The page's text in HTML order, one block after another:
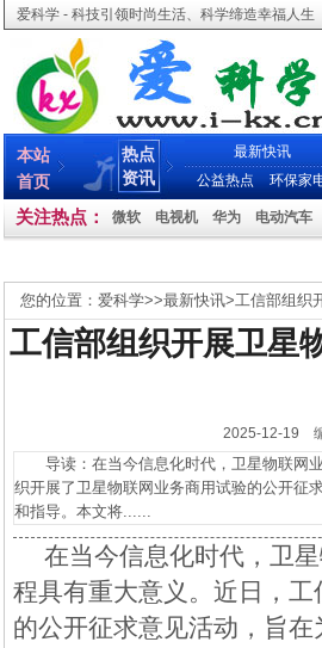
爱科学 - 科技引领时尚生活、科学缔造幸福人生
本站
首页
热点
资讯
最新快讯
公益热点
环保家
关注热点： 微软 电视机 华为 电动汽车
您的位置： 爱科学>>最新快讯>工信部组织
工信部组织开展卫星
2025-12-19
导读：在当今信息化时代，卫星物联网业
织开展了卫星物联网业务商用试验的公开征
和指导。本文将......
在当今信息化时代，卫
程具有重大意义。近日，
的公开征求意见活动，旨